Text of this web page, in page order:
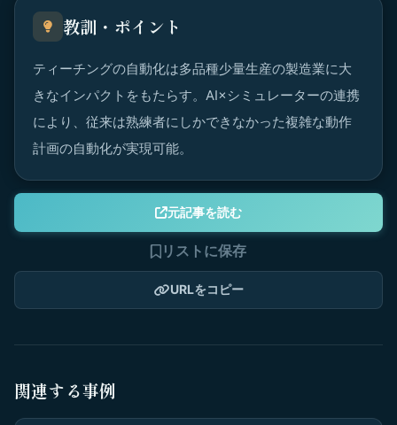
教訓・ポイント
ティーチングの自動化は多品種少量生産の製造業に大
きなインパクトをもたらす。AI×シミュレーターの連携
により、従来は熟練者にしかできなかった複雑な動作
計画の自動化が実現可能。
元記事を読む
リストに保存
URLをコピー
関連する事例